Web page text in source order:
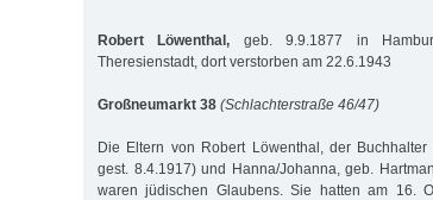
Robert Löwenthal, geb. 9.9.1877 in
Theresienstadt, dort verstorben am 22.6.1943
Großneumarkt 38 (Schlachterstraße 46/47)
Die Eltern von Robert Löwenthal, der Buchhalter
gest. 8.4.1917) und Hanna/Johanna, geb.
waren jüdischen Glaubens. Sie hatten am 16.